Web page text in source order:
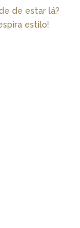
de estar lá?
estilo!